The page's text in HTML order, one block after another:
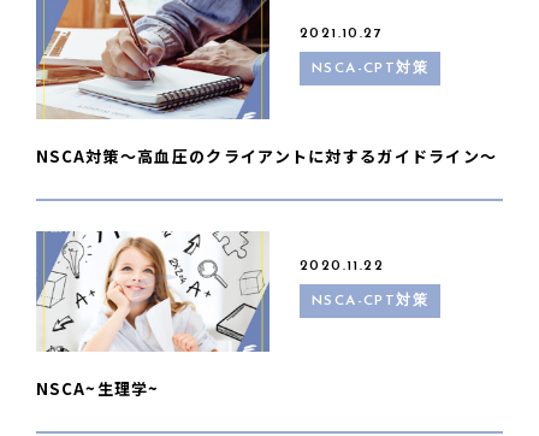
2021.10.27
NSCA-CPT対策
NSCA対策～高血圧のクライアントに対するガイドライン～
2020.11.22
NSCA-CPT対策
NSCA~生理学~